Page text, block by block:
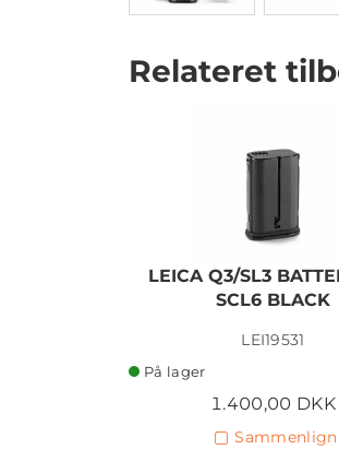
Relateret
LEICA Q3/SL3
SCL6 BLACK
LEI19531
På lager
1.400,00 DKK
Sammenlign